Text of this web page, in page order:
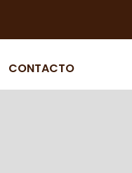
CONTACTO